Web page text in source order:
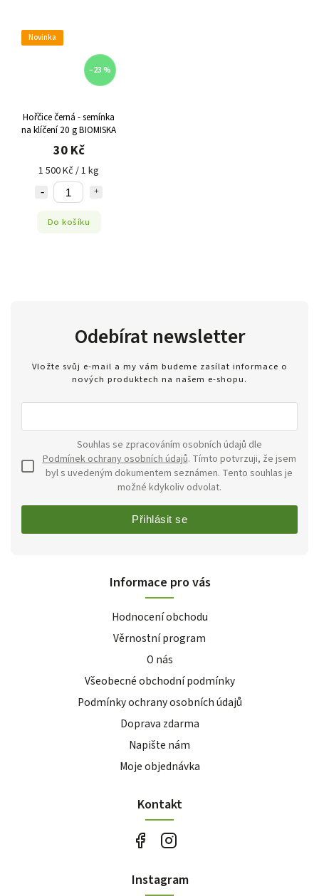
Novinka
–23 %
Hořčice černá - semínka
na klíčení 20 g BIOMISKA
30 Kč
1 500 Kč / 1 kg
Do košíku
Odebírat newsletter
Vložte svůj e-mail a my vám budeme zasílat informace o
nových produktech na našem e-shopu.
Podmínek ochrany osobních údajů. Tímto potvrzuji, že jsem
byl s uvedeným dokumentem seznámen. Tento souhlas je
možné kdykoliv odvolat.
Přihlásit se
Informace pro vás
Hodnocení obchodu
Věrnostní program
O nás
Všeobecné obchodní podmínky
Podmínky ochrany osobních údajů
Doprava zdarma
Napište nám
Moje objednávka
Kontakt
Instagram